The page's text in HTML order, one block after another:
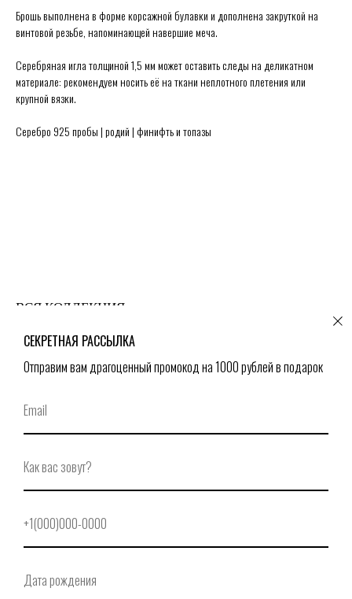
СЕКРЕТНАЯ РАССЫЛКА
Отправим вам драгоценный промокод на 1000 рублей в подарок
Брошь выполнена в форме корсажной булавки и дополнена закруткой на
винтовой резьбе, напоминающей навершие меча.
Серебряная игла толщиной 1,5 мм может оставить следы на деликатном
материале: рекомендуем носить её на ткани неплотного плетения или
крупной вязки.
Серебро 925 пробы | родий | финифть и топазы
ВСЯ КОЛЛЕКЦИЯ
Каждый день 11:00 ~ 21:00
Secrets в Москве:Сытинский переулок 8/2
+7 (926) 231-20-26
+7 (925) 023-90-47
hello@secrets-jewelry.ru
ДРАГОЦЕННОСТИ
КОЛЬЦА
МЕДАЛЬОНЫ
ПОЛИТИКА ОБРАБОТКИ